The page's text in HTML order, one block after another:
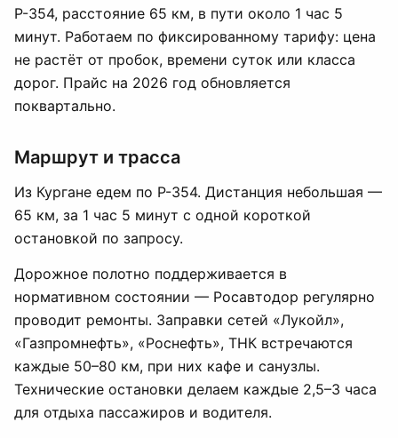
Р-354, расстояние 65 км, в пути около 1 час 5
минут. Работаем по фиксированному тарифу: цена
не растёт от пробок, времени суток или класса
дорог. Прайс на 2026 год обновляется
поквартально.
Маршрут и трасса
Из Кургане едем по Р-354. Дистанция небольшая —
65 км, за 1 час 5 минут с одной короткой
остановкой по запросу.
Дорожное полотно поддерживается в
нормативном состоянии — Росавтодор регулярно
проводит ремонты. Заправки сетей «Лукойл»,
«Газпромнефть», «Роснефть», ТНК встречаются
каждые 50–80 км, при них кафе и санузлы.
Технические остановки делаем каждые 2,5–3 часа
для отдыха пассажиров и водителя.